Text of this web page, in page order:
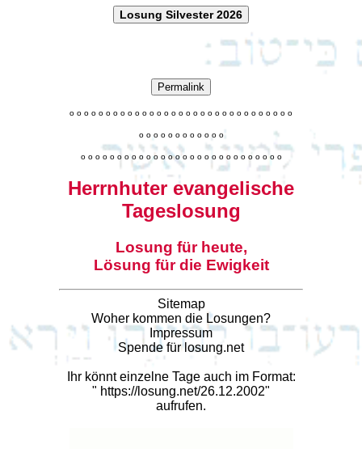
Losung Silvester 2026
Permalink
o o o o o o o o o o o o o o o o o o o o o o o o o o o o o o o
o o o o o o o o o o o o
o o o o o o o o o o o o o o o o o o o o o o o o o o o o
Herrnhuter evangelische
Tageslosung
Losung für heute,
Lösung für die Ewigkeit
Sitemap
Woher kommen die Losungen?
Impressum
Spende für losung.net
Ihr könnt einzelne Tage auch im Format:
" https://losung.net/26.12.2002"
aufrufen.